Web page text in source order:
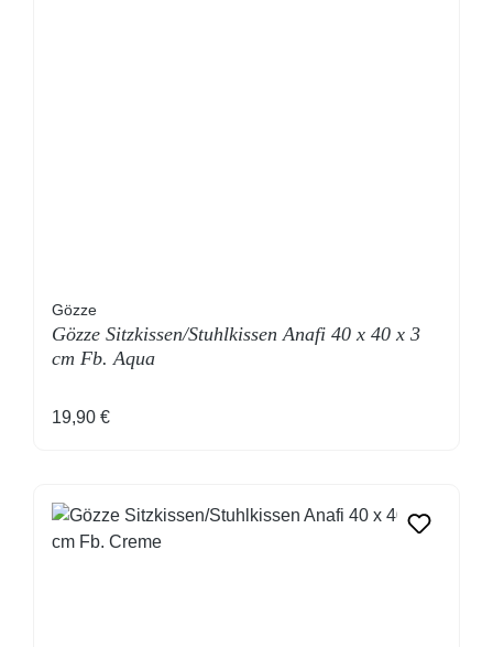
Gözze
Gözze Sitzkissen/Stuhlkissen Anafi 40 x 40 x 3
cm Fb. Aqua
Regulärer Preis:
19,90 €